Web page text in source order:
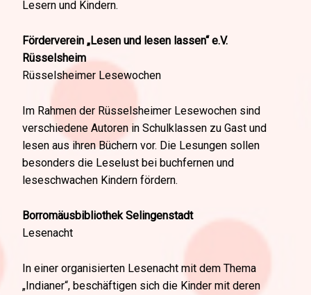
Lesern und Kindern.
Förderverein „Lesen und lesen lassen“ e.V.
Rüsselsheim
Rüsselsheimer Lesewochen
Im Rahmen der Rüsselsheimer Lesewochen sind
verschiedene Autoren in Schulklassen zu Gast und
lesen aus ihren Büchern vor. Die Lesungen sollen
besonders die Leselust bei buchfernen und
leseschwachen Kindern fördern.
Borromäusbibliothek Selingenstadt
Lesenacht
In einer organisierten Lesenacht mit dem Thema
„Indianer“, beschäftigen sich die Kinder mit deren